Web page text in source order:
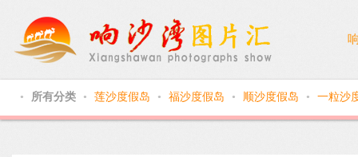
● 所有分类 ● 莲沙度假岛 ● 福沙度假岛 ● 顺沙度假岛 ● 一粒沙